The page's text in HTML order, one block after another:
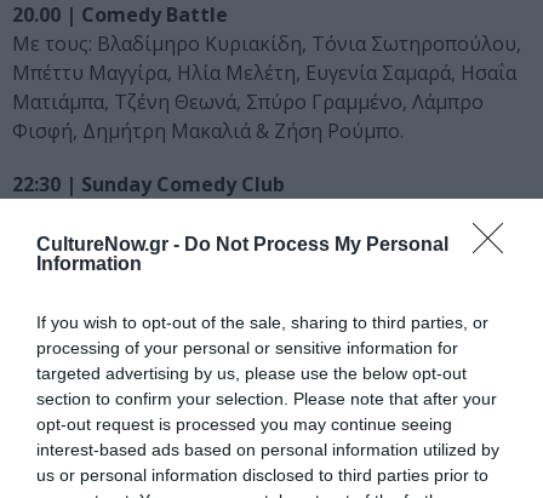
CultureNow.gr - Do Not Process My Personal
Information
If you wish to opt-out of the sale, sharing to third parties, or
processing of your personal or sensitive information for
targeted advertising by us, please use the below opt-out
section to confirm your selection. Please note that after your
opt-out request is processed you may continue seeing
interest-based ads based on personal information utilized by
us or personal information disclosed to third parties prior to
20.00 | Comedy Battle
Με τους: Βλαδίμηρο Κυριακίδη, Τόνια Σωτηροπούλου,
Μπέττυ Μαγγίρα, Ηλία Μελέτη, Ευγενία Σαμαρά, Ησαΐα
Ματιάμπα, Τζένη Θεωνά, Σπύρο Γραμμένο, Λάμπρο
Φισφή, Δημήτρη Μακαλιά & Ζήση Ρούμπο.
22:30 | Sunday Comedy Club
Ζήση Ρούμπο, Κώστα Μαλιάτση, Αριστοτέλη Ρήγα,
Δημήτρη Δούκογλου, Ηλία Φουντούλη, Ήρα Κατσούδα,
Οδυσσέα Μαυρομμάτη, Δημήτρη Ιατρόπουλο &
Οδυσσέα Ντενίζ Ουρέμ.
00.30 | Logopaignia Fright Night 4.0
Με τους: Ηλία Φουντούλη, Πάρι Ρούπο, Άγγελο
Σπηλιόπουλο, Αριστοτέλη Ρήγα, Ειρήνη Ξυγκάκη,